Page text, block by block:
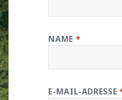
NAME *
E-MAIL-ADRESSE